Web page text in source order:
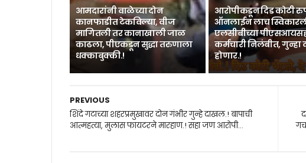
आमदारांनी वाळेच्या दोन
कानफाडीत टेकविल्या, वीज
मागितली तर कानाखाली जाळ
काढला, पीएकडून सुद्धा तरुणाला
धक्काबुक्की.!
आरोपीकडून दिड कोटी
ऑनलाईन लाच
एलसीबीच्या
कर्मचारी निलंबीत,
होणार.!
PREVIOUS
शिंदे गटाच्या शहरप्रमुखावर दोन गंभीर गुन्हे दाखल.! बापाची
आत्महत्या, मुलास फायटरने मारहाण.! सहा जण आरोपी...